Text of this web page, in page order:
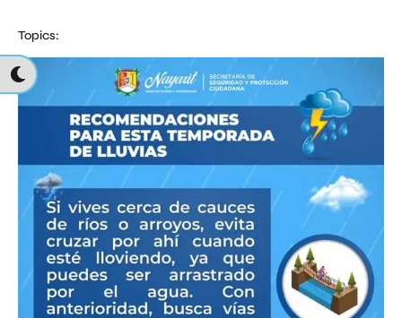
Topics: